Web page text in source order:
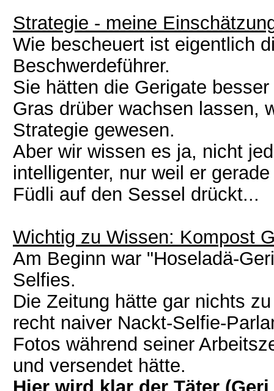
Strategie - meine
Wie bescheuert ist eigentlich
Beschwerdeführer.
Sie hätten die Gerigate
Gras drüber wachsen lassen,
Strategie gewesen.
Aber wir wissen es ja, nicht
intelligenter, nur weil er
Füdli auf den Sessel drückt...
Wichtig zu Wissen: Kompost
Am Beginn war "Hoseladä-
Selfies.
Die Zeitung hätte gar nichts
recht naiver Nackt-Selfie-
Fotos während seiner
und versendet hätte.
Hier wird klar der Täter